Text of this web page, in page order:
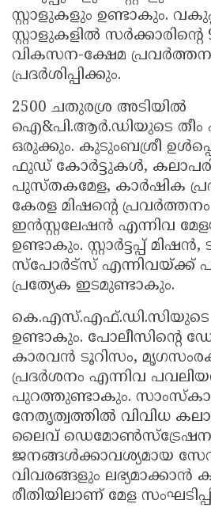
സ്റ്റാളുകളും ഉണ്ടാകും.
സ്റ്റാളുകളിൽ
വികസന-ക്ഷേമ
പ്രദർശിപ്പിക്കും.
2500 ചതുരശ്ര അടിയിൽ
ഐ&പി.ആർ.ഡിയുടെ തീം
ഒരുക്കും. കുടുംബശ്രീ
ഫുഡ് കോർട്ടുകൾ,
പുസ്തകമേള, കാർഷിക
കേരള മിഷന്റെ
ഇൻസ്റ്റലേഷൻ എന്നിവ
ഉണ്ടാകും. സ്റ്റാർട്ടപ്പ്
സ്പോർട്സ് എന്നിവയ്ക്ക്
പ്രത്യേക ഇടമുണ്ടാകും.
കെ.എസ്.എഫ്.ഡി.സിയുടെ
ഉണ്ടാകും. പോലീസിന്റെ
കാരവൻ ടൂറിസം,
പ്രദർശനം എന്നിവ
പുറത്തുണ്ടാകും.
നേതൃത്വത്തിൽ വിവിധ
ലൈവ്
ജനങ്ങൾക്കാവശ്യമായ
വിവരങ്ങളും ലഭ്യമാക്കാൻ
രീതിയിലാണ് മേള